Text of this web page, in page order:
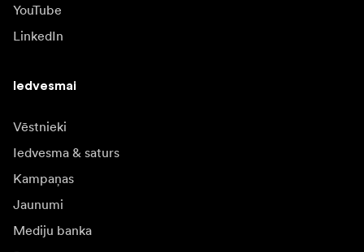
YouTube
LinkedIn
Iedvesmai
Vēstnieki
Iedvesma & saturs
Kampaņas
Jaunumi
Mediju banka